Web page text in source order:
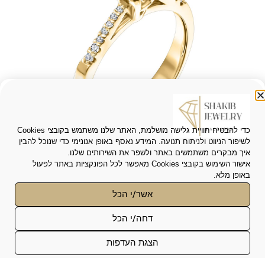
טבעת יהלום אירוסין סוליטר דגם ROUND-SO235
6,000.00₪
הצהרת נגישות
כדי להבטיח חוויית גלישה מושלמת, האתר שלנו משתמש בקובצי Cookies
לשיפור הניווט ולניתוח תנועה. המידע נאסף באופן אנונימי כדי שנוכל להבין
איך מבקרים משתמשים באתר ולשפר את השירותים שלנו.
אישור השימוש בקובצי Cookies מאפשר לכל הפונקציות באתר לפעול
באופן מלא.
האחסון או הגישה הטכנית נחוצים לצורך המטרה
הלגיטימית של הפעלת שירות מסוים המבוקש
במפורש על-ידי המנוי או המשתמש, או לצורך ביצוע
אשר/י הכל
דחה/י הכל
הצגת העדפות